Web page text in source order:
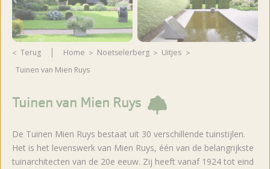
Terug Home Noetselerberg
Uitjes
Tuinen van Mien Ruys
Tuinen van Mien Ruys
De Tuinen Mien Ruys bestaat uit 30 verschillende tuinstijlen.
Het is het levenswerk van Mien Ruys, één van de belangrijkste
tuinarchitecten van de 20e eeuw. Zij heeft vanaf 1924 tot eind